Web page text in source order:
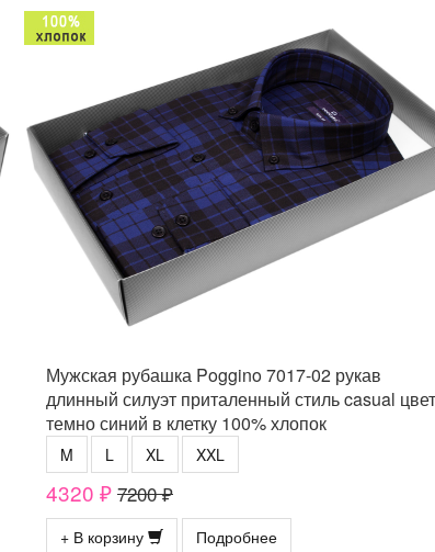
Мужская рубашка Poggino 7017-02 рукав
длинный силуэт приталенный стиль casual цвет
темно синий в клетку 100% хлопок
M L XL XXL
4320 ₽ 7200 ₽
+ В корзину Подробнее